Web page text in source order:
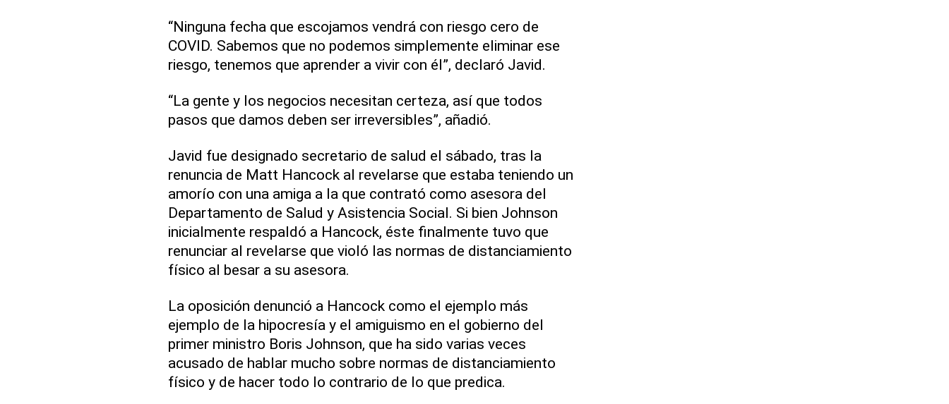
“Ninguna fecha que escojamos vendrá con riesgo cero de
COVID. Sabemos que no podemos simplemente eliminar ese
riesgo, tenemos que aprender a vivir con él”, declaró Javid.
“La gente y los negocios necesitan certeza, así que todos
pasos que damos deben ser irreversibles”, añadió.
Javid fue designado secretario de salud el sábado, tras la
renuncia de Matt Hancock al revelarse que estaba teniendo un
amorío con una amiga a la que contrató como asesora del
Departamento de Salud y Asistencia Social. Si bien Johnson
inicialmente respaldó a Hancock, éste finalmente tuvo que
renunciar al revelarse que violó las normas de distanciamiento
físico al besar a su asesora.
La oposición denunció a Hancock como el ejemplo más
ejemplo de la hipocresía y el amiguismo en el gobierno del
primer ministro Boris Johnson, que ha sido varias veces
acusado de hablar mucho sobre normas de distanciamiento
físico y de hacer todo lo contrario de lo que predica.